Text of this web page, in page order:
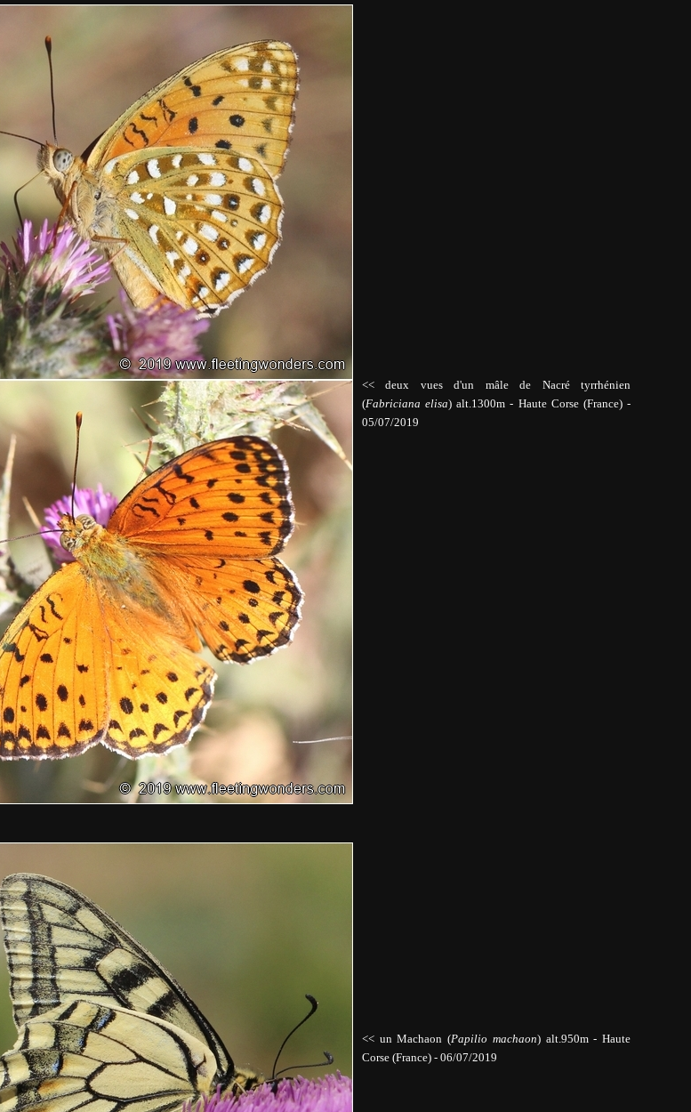
<< deux vues d'un mâle de Nacré tyrrhénien
(Fabriciana elisa) alt.1300m- Haute Corse (France) -
05/07/2019
<< un Machaon (Papilio machaon)alt.950m-Haute
Corse (France) - 06/07/2019